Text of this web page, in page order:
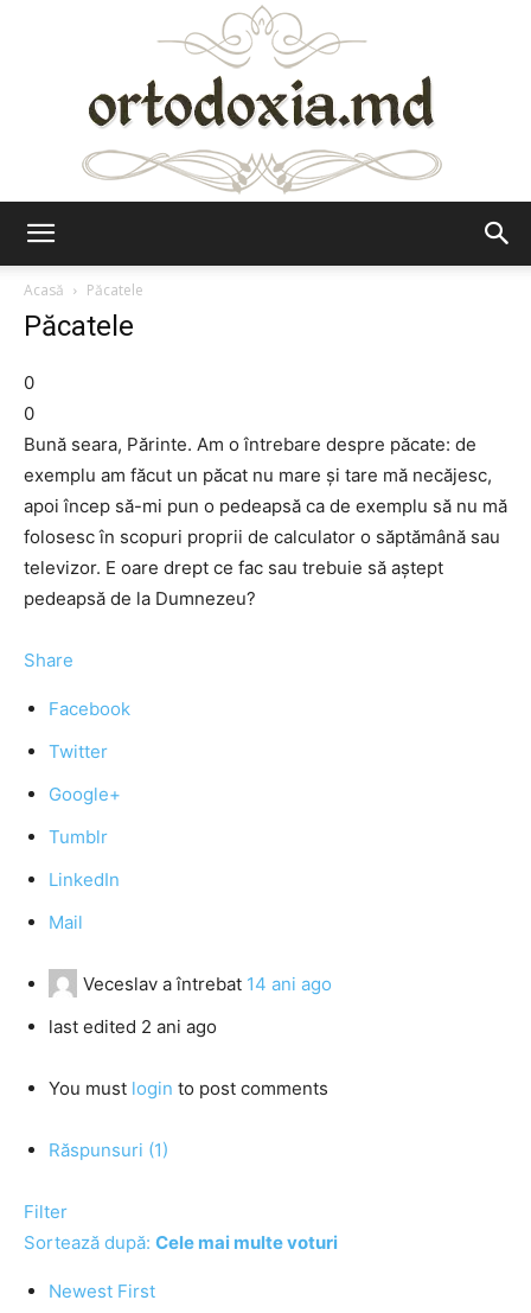
Acasă
Păcatele
Păcatele
0
0
Bună seara, Părinte. Am o întrebare despre păcate: de
exemplu am făcut un păcat nu mare şi tare mă necăjesc,
apoi încep să-mi pun o pedeapsă ca de exemplu să nu mă
folosesc în scopuri proprii de calculator o săptămână sau
televizor. E oare drept ce fac sau trebuie să aştept
pedeapsă de la Dumnezeu?
Share
Facebook
Twitter
Google+
Tumblr
LinkedIn
Mail
Veceslav a întrebat 14 ani ago
last edited 2 ani ago
You must login to post comments
Răspunsuri (1)
Filter
Sortează după: Cele mai multe voturi
Newest First